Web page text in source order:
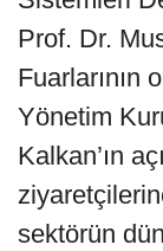
Prof. Dr.
Fuarlarının
Yönetim
Kalkan’ın
sektörün